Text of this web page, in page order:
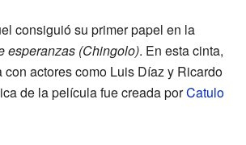
consiguió su primer papel en la
esperanzas (Chingolo). En esta cinta,
actores como Luis Díaz y Ricardo
de la película fue creada porCatulo